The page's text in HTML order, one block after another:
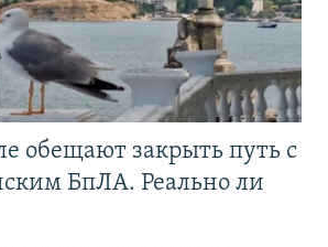
обещают закрыть путь с
БпЛА. Реально ли